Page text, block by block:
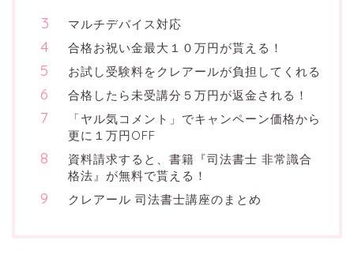
マルチデバイス対応
合格お祝い金最大１０万円が貰える！
お試し受験料をクレアールが負担してくれる
合格したら未受講分５万円が返金される！
「ヤル気コメント」でキャンペーン価格から
更に１万円OFF
資料請求すると、書籍『司法書士 非常識合
格法』が無料で貰える！
クレアール 司法書士講座のまとめ